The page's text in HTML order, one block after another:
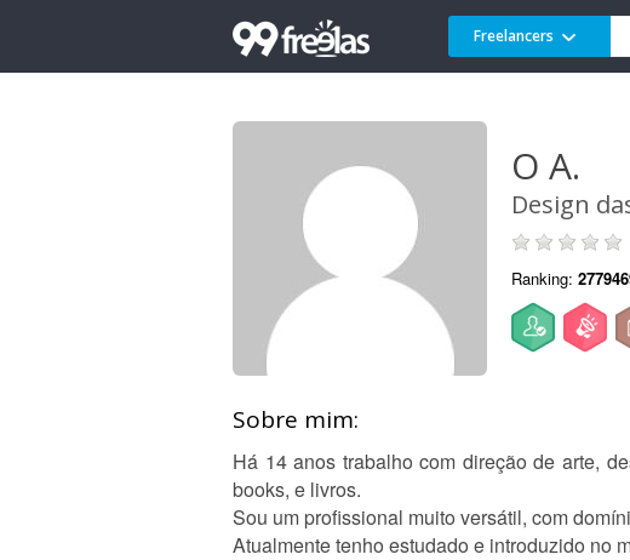
Freelancers
O A.
Design
Ranking:
Sobre mim:
Há 14 anos trabalho com direção de arte,
books, e livros.
Sou um profissional muito versátil, com
Atualmente tenho estudado e introduzido no